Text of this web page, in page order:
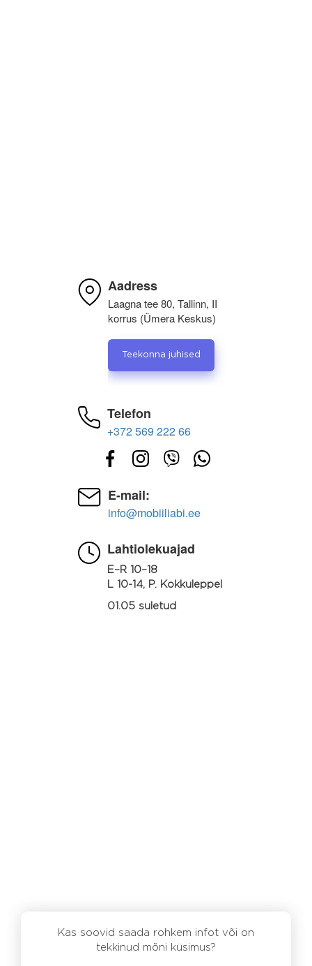
Aadress
Laagna tee 80, Tallinn, II
korrus (Ümera Keskus)
Teekonna juhised
Telefon
+372 569 222 66
E-mail:
info@mobiiliabi.ee
Lahtiolekuajad
E–R 10–18
L 10-14, P. Kokkuleppel
01.05 suletud
Kas soovid saada rohkem infot või on
tekkinud mõni küsimus?